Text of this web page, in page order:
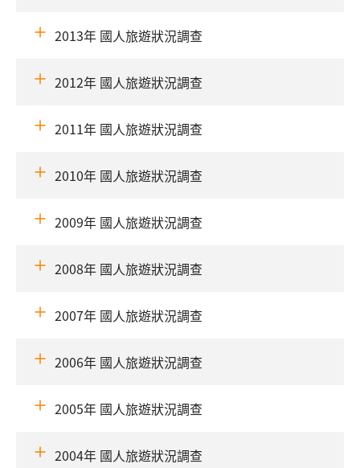
2013年 國人旅遊狀況調查
2012年 國人旅遊狀況調查
2011年 國人旅遊狀況調查
2010年 國人旅遊狀況調查
2009年 國人旅遊狀況調查
2008年 國人旅遊狀況調查
2007年 國人旅遊狀況調查
2006年 國人旅遊狀況調查
2005年 國人旅遊狀況調查
2004年 國人旅遊狀況調查